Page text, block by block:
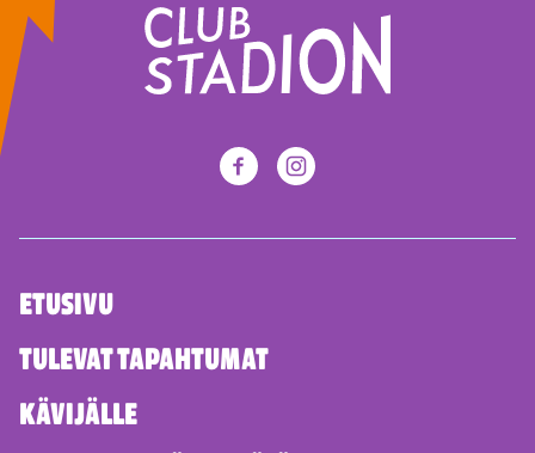
ETUSIVU
TULEVAT TAPAHTUMAT
KÄVIJÄLLE